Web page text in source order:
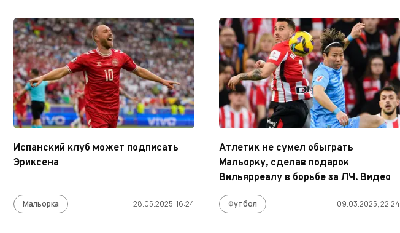
Испанский клуб может подписать
Эриксена
Мальорка 28.05.2025, 16:24
Атлетик не сумел обыграть
Мальорку, сделав подарок
Вильярреалу в борьбе за ЛЧ. Видео
Футбол 09.03.2025, 22:24